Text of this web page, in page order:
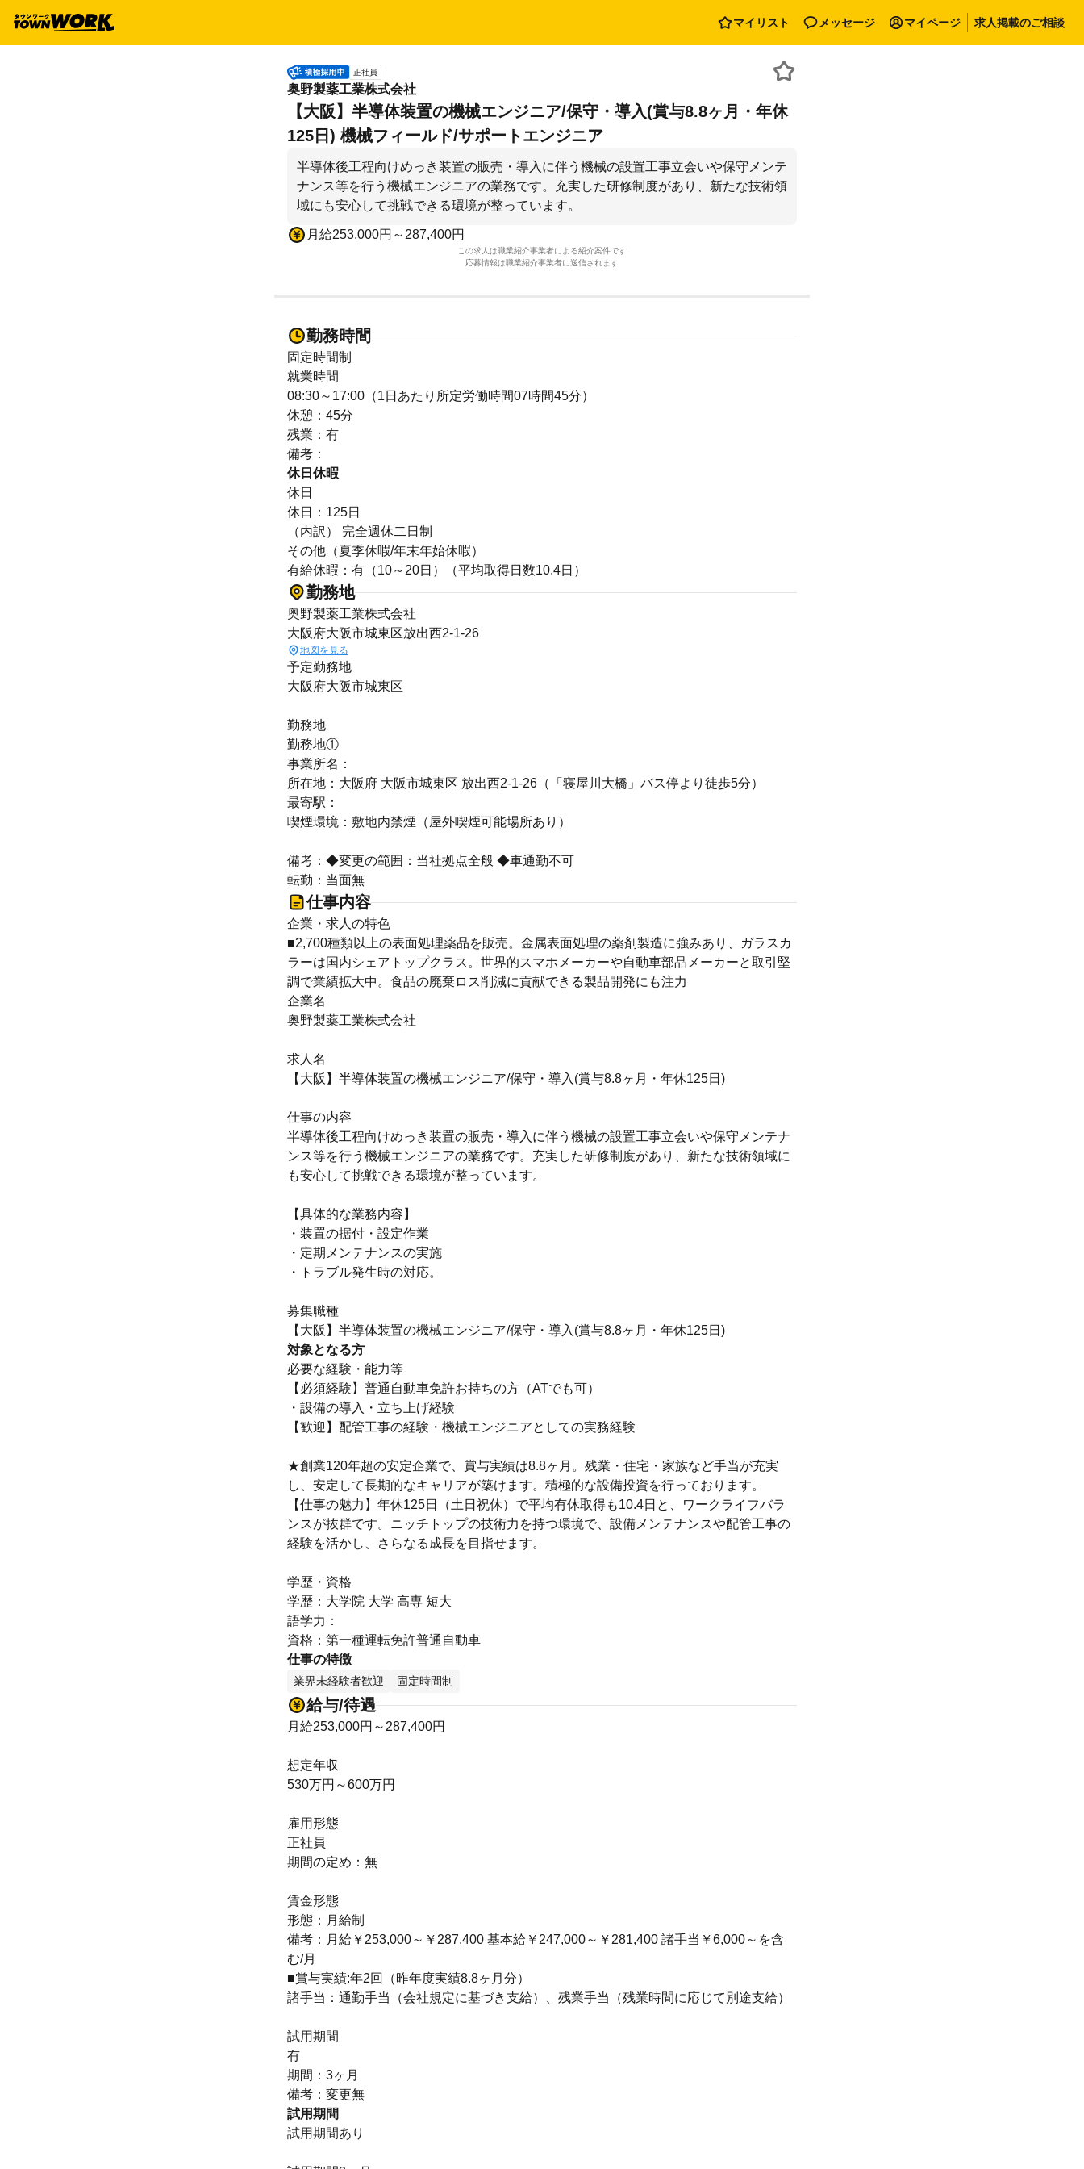
マイリスト メッセージ マイページ 求人掲載のご相談
正社員
奥野製薬工業株式会社
【大阪】半導体装置の機械エンジニア/保守・導入(賞与8.8ヶ月・年休
125日) 機械フィールド/サポートエンジニア
半導体後工程向けめっき装置の販売・導入に伴う機械の設置工事立会いや保守メンテ
ナンス等を行う機械エンジニアの業務です。充実した研修制度があり、新たな技術領
域にも安心して挑戦できる環境が整っています。
月給253,000円～287,400円
この求人は職業紹介事業者による紹介案件です
応募情報は職業紹介事業者に送信されます
勤務時間
固定時間制
就業時間
08:30～17:00（1日あたり所定労働時間07時間45分）
休憩：45分
残業：有
備考：
休日休暇
休日
休日：125日
（内訳） 完全週休二日制
その他（夏季休暇/年末年始休暇）
有給休暇：有（10～20日）（平均取得日数10.4日）
勤務地
奥野製薬工業株式会社
大阪府大阪市城東区放出西2-1-26
地図を見る
予定勤務地
大阪府大阪市城東区
勤務地
勤務地①
事業所名：
所在地：大阪府 大阪市城東区 放出西2-1-26（「寝屋川大橋」バス停より徒歩5分）
最寄駅：
喫煙環境：敷地内禁煙（屋外喫煙可能場所あり）
備考：◆変更の範囲：当社拠点全般 ◆車通勤不可
転勤：当面無
仕事内容
企業・求人の特色
■2,700種類以上の表面処理薬品を販売。金属表面処理の薬剤製造に強みあり、ガラスカ
ラーは国内シェアトップクラス。世界的スマホメーカーや自動車部品メーカーと取引堅
調で業績拡大中。食品の廃棄ロス削減に貢献できる製品開発にも注力
企業名
奥野製薬工業株式会社
求人名
【大阪】半導体装置の機械エンジニア/保守・導入(賞与8.8ヶ月・年休125日)
仕事の内容
半導体後工程向けめっき装置の販売・導入に伴う機械の設置工事立会いや保守メンテナ
ンス等を行う機械エンジニアの業務です。充実した研修制度があり、新たな技術領域に
も安心して挑戦できる環境が整っています。
【具体的な業務内容】
・装置の据付・設定作業
・定期メンテナンスの実施
・トラブル発生時の対応。
募集職種
【大阪】半導体装置の機械エンジニア/保守・導入(賞与8.8ヶ月・年休125日)
対象となる方
必要な経験・能力等
【必須経験】普通自動車免許お持ちの方（ATでも可）
・設備の導入・立ち上げ経験
【歓迎】配管工事の経験・機械エンジニアとしての実務経験
★創業120年超の安定企業で、賞与実績は8.8ヶ月。残業・住宅・家族など手当が充実
し、安定して長期的なキャリアが築けます。積極的な設備投資を行っております。
【仕事の魅力】年休125日（土日祝休）で平均有休取得も10.4日と、ワークライフバラ
ンスが抜群です。ニッチトップの技術力を持つ環境で、設備メンテナンスや配管工事の
経験を活かし、さらなる成長を目指せます。
学歴・資格
学歴：大学院 大学 高専 短大
語学力：
資格：第一種運転免許普通自動車
仕事の特徴
業界未経験者歓迎 固定時間制
給与/待遇
月給253,000円～287,400円
想定年収
530万円～600万円
雇用形態
正社員
期間の定め：無
賃金形態
形態：月給制
備考：月給￥253,000～￥287,400 基本給￥247,000～￥281,400 諸手当￥6,000～を含
む/月
■賞与実績:年2回（昨年度実績8.8ヶ月分）
諸手当：通勤手当（会社規定に基づき支給）、残業手当（残業時間に応じて別途支給）
試用期間
有
期間：3ヶ月
備考：変更無
試用期間
試用期間あり